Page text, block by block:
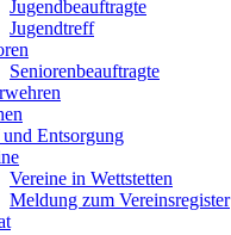
Jugendbeauftragte
Jugendtreff
Seniorenbeauftragte
Entsorgung
Vereine in Wettstetten
Meldung zum Vereinsregister